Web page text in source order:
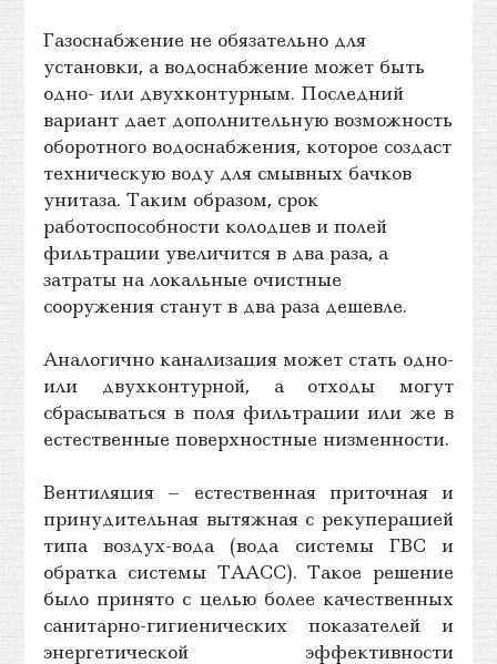
Газоснабжение не обязательно для
установки, а водоснабжение может быть
одно- или двухконтурным. Последний
вариант дает дополнительную возможность
оборотного водоснабжения, которое создаст
техническую воду для смывных бачков
унитаза. Таким образом, срок
работоспособности колодцев и полей
фильтрации увеличится в два раза, а
затраты на локальные очистные
сооружения станут в два раза дешевле.
Аналогично канализация может стать одно-
или двухконтурной, а отходы могут
сбрасываться в поля фильтрации или же в
естественные поверхностные низменности.
Вентиляция – естественная приточная и
принудительная вытяжная с рекуперацией
типа воздух-вода (вода системы ГВС и
обратка системы ТААСС). Такое решение
было принято с целью более качественных
санитарно-гигиенических показателей и
энергетической эффективности